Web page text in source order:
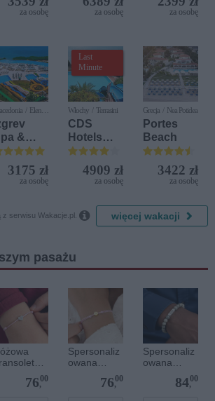
za osobę
Resort by
Diamonds
za osobę za osobę
/ Elen
&
3175 zł
za osobę
Last
Minute
Włochy / Terrasini
CDS
Hotels
Terrasini
(ex. Citta
del Mare)
4909 zł
za osobę
Grecja / Nea Potidea
Portes
Beach
3422 zł
za osobę
serwisu Wakacje.pl.  więcej wakacji
pasażu
dzieci -
76,
00
Spersonaliz
owana
bransoletka
sznurkowa -
76,
00
Spersonaliz
owana
bransoletka
84,
00